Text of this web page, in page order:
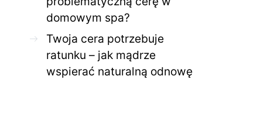
domowym spa?
Twoja cera potrzebuje
ratunku – jak mądrze
wspierać naturalną odnowę